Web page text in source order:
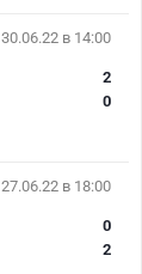
30.06.22 в 14:00
2
0
27.06.22 в 18:00
0
2